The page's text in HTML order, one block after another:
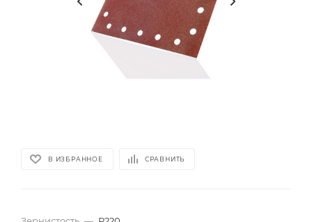
В ИЗБРАННОЕ СРАВНИТЬ